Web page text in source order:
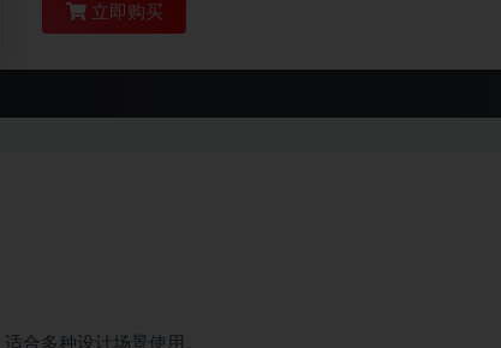
立即购买
合多种设计场景使用。